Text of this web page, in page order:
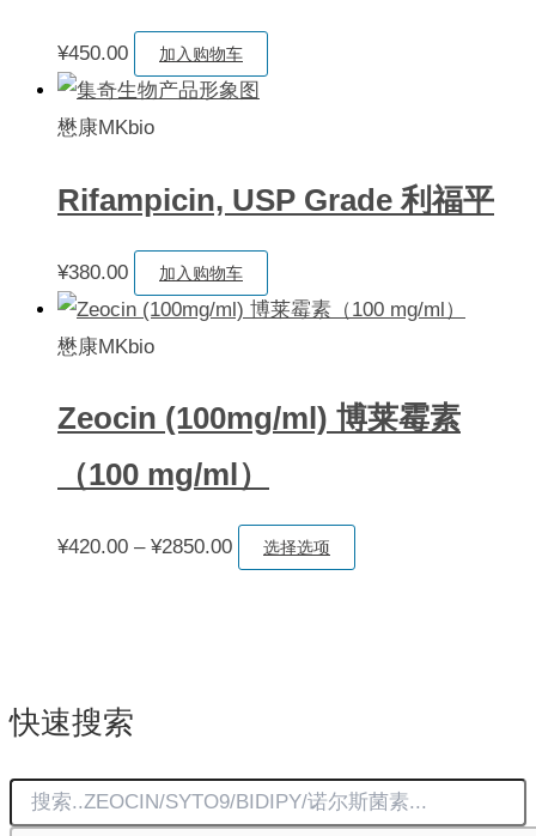
快速搜索
¥450.00 加入购物车
懋康MKbio
Rifampicin, USP Grade 利福平
¥380.00 加入购物车
懋康MKbio
Zeocin (100mg/ml) 博莱霉素
（100 mg/ml）
¥420.00 – ¥2850.00价
选择选项
体。